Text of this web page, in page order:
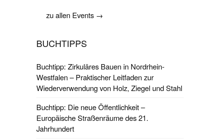
zu allen Events →
BUCHTIPPS
Buchtipp: Zirkuläres Bauen in Nordrhein-
Westfalen – Praktischer Leitfaden zur
Wiederverwendung von Holz, Ziegel und Stahl
Buchtipp: Die neue Öffentlichkeit –
Europäische Straßenräume des 21.
Jahrhundert